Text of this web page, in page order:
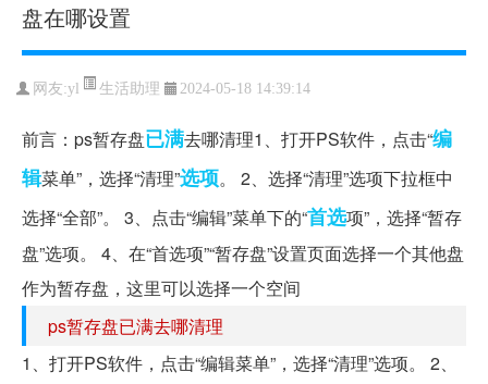
盘在哪设置
网友:yl 生活助理 2024-05-18 14:39:14
前言：ps暂存盘已满去哪清理1、打开PS软件，点击“编
辑菜单”，选择“清理”选项。 2、选择“清理”选项下拉框中
选择“全部”。 3、点击“编辑”菜单下的“首选项”，选择“暂存
盘”选项。 4、在“首选项”“暂存盘”设置页面选择一个其他盘
作为暂存盘，这里可以选择一个空间
ps暂存盘已满去哪清理
1、打开PS软件，点击“编辑菜单”，选择“清理”选项。 2、